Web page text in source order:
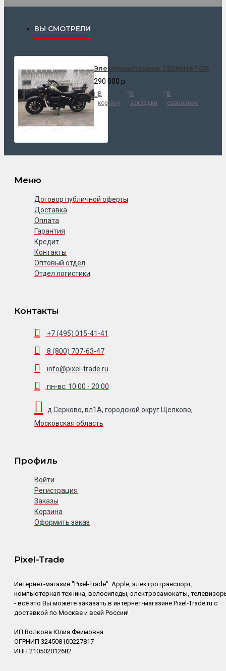
ВЫ СМОТРЕЛИ
Электромотоцикл TERMINATOR
290 000 р.
В
корзину
В
закладки
В
сравнение
Меню
Договор публичной оферты
Доставка
Оплата
Гарантия
Кредит
Контакты
Оптовый отдел
Отдел логистики
Контакты
+7 (495) 015-41-41
8 (800) 707-63-47
info@pixel-trade.ru
пн-вс: 10:00 - 20:00
д.Серково, вл1А, городской округ Щелково,
Московская область
Профиль
Войти
Регистрация
Заказы
Корзина
Оформить заказ
Pixel-Trade
Интернет-магазин "Pixel-Trade". Apple, электротранспорт,
компьютерная техника, велосипеды, электросамокаты,
- всё это Вы можете заказать в интернет-магазине Pixel-Trade.ru с
доставкой по Москве и всей России!
ИП Волкова Юлия Феимовна
ОГРНИП 324508100227817
ИНН 210502012682